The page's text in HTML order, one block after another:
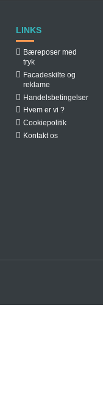
LINKS
Bæreposer med
tryk
Facadeskilte og
reklame
Handelsbetingelser
Hvem er vi ?
Cookiepolitik
Kontakt os